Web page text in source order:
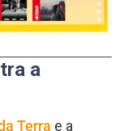
a
Terra e a